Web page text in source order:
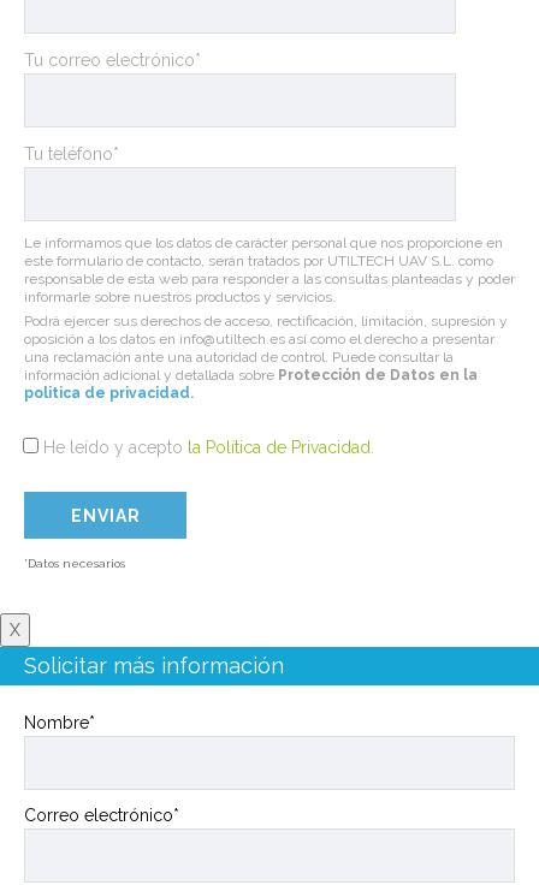
Tu correo electrónico*
Tu teléfono*
Le informamos que los datos de carácter personal que nos proporcione en
este formulario de contacto, serán tratados por UTILTECH UAV S.L. como
responsable de esta web para responder a las consultas planteadas y poder
informarle sobre nuestros productos y servicios.
Podrá ejercer sus derechos de acceso, rectificación, limitación, supresión y
oposición a los datos en info@utiltech.es así como el derecho a presentar
una reclamación ante una autoridad de control. Puede consultar la
información adicional y detallada sobre Protección de Datos en la
politica de privacidad.
He leído y acepto la Política de Privacidad
*Datos necesarios
X
Solicitar más información
Nombre*
Correo electrónico*